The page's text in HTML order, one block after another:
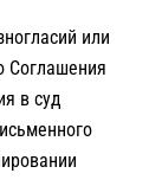
или
Соглашения
в суд